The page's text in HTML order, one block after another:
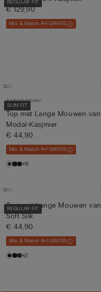
REGULAR FIT
€ 129,90
Mix & Match 4+1 GRATIS
SLIM FIT
Aanpasbaar
Top met Lange Mouwen van
Modal-Kasjmier
€ 44,90
Mix & Match 4+1 GRATIS
+6
REGULAR FIT
Trui met Lange Mouwen van
Soft Silk
€ 44,90
Mix & Match 4+1 GRATIS
+2